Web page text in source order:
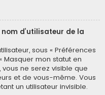
d’utilisateur de la
sous « Préférences
Masquer mon statut en
ne serez visible que
et de vous-même. Vous
un utilisateur invisible.